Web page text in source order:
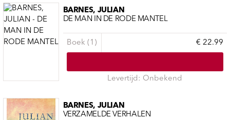
BARNES, JULIAN
DE MAN IN DE RODE MANTEL
Boek (1) € 22.99
Levertijd: Onbekend
BARNES, JULIAN
VERZAMELDE VERHALEN